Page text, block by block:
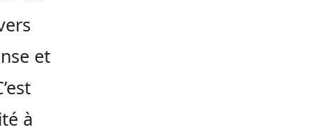
et
à